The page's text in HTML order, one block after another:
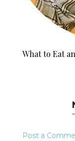
What to Eat
Post a